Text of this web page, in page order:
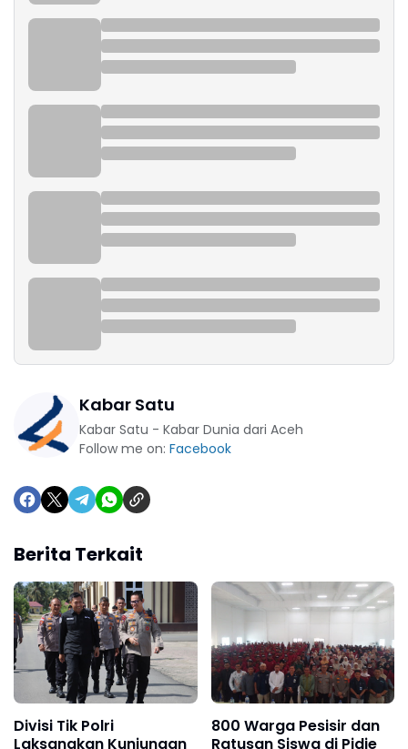
Kabar Satu
Kabar Satu - Kabar Dunia dari Aceh
Follow me on: Facebook
Berita Terkait
Divisi Tik Polri
Laksanakan Kunjungan
800 Warga Pesisir dan
Ratusan Siswa di Pidie